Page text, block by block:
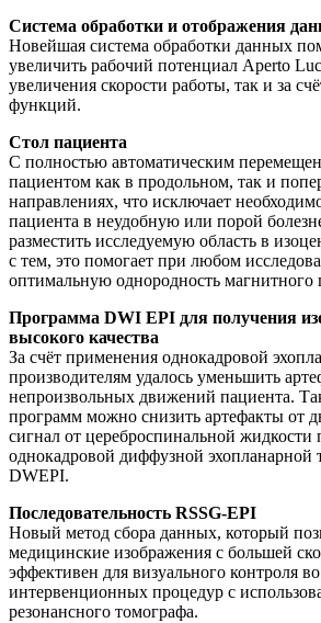
Система обработки и отображения
Новейшая система обработки данных
увеличить рабочий потенциал Aperto
увеличения скорости работы, так и за
функций.
Стол пациента
С полностью автоматическим
пациентом как в продольном, так и
направлениях, что исключает
пациента в неудобную или порой
разместить исследуемую область в
с тем, это помогает при любом
оптимальную однородность магнитного
Программа DWI EPI для получения
высокого качества
За счёт применения однокадровой
производителям удалось уменьшить
непроизвольных движений пациента.
программ можно снизить артефакты от
сигнал от цереброспинальной
однокадровой диффузной
DWEPI.
Последовательность RSSG-EPI
Новый метод сбора данных, который
медицинские изображения с большей
эффективен для визуального контроля
интервенционных процедур с
резонансного томографа.